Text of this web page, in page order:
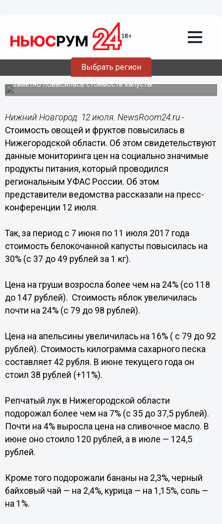
Выбрать регион
12.07.201718:43
Фрукты и овощи дорожают в
Нижегородской области
Заметно повысилась стоимость капусты.
Нижний Новгород. 12 июля. NewsRoom24.ru -
Стоимость овощей и фруктов повысилась в
Нижегородской области. Об этом свидетельствуют
данные мониторинга цен на социально значимые
продукты питания, который проводился
региональным УФАС России. Об этом
представители ведомства рассказали на пресс-
конференции 12 июля.
Так, за период с 7 июня по 11 июля 2017 года
стоимость белокочанной капусты повысилась на
30% (с 37 до 49 рублей за 1 кг).
Цена на груши возросла более чем на 24% (со 118
до 147 рублей). Стоимость яблок увеличилась
почти на 24% (с 79 до 98 рублей).
Цена на апельсины увеличилась на 16% ( с 79 до 92
рублей). Стоимость килограмма сахарного песка
составляет 42 рубля. В июне текущего года он
стоил 38 рублей (+11%).
Репчатый лук в Нижегородской области
подорожал более чем на 7% (с 35 до 37,5 рублей).
Почти на 4% выросла цена на сливочное масло. В
июне оно стоило 120 рублей, а в июле — 124,5
рублей.
Кроме того подорожали бананы на 2,3%, черный
байховый чай — на 2,4%, курица — на 1,15%, соль —
на 1%.